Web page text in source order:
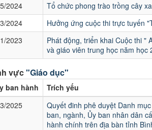
2024
Tổ chức phong trào trồng cây
2024
Hưởng ứng cuộc thi trực tuyến
2023
Phát động, triển khai Cuộc thi "
và giáo viên trung học năm học
vực"Giáo dục"
ban hành
Trích yếu
2025
Quyết đinh phê duyệt Danh
ban, ngành, Ủy ban nhân dân
hành chính trên địa bàn tỉnh